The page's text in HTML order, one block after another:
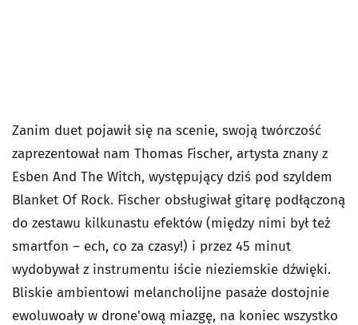
Zanim duet pojawił się na scenie, swoją twórczość
zaprezentował nam Thomas Fischer, artysta znany z
Esben And The Witch, występujący dziś pod szyldem
Blanket Of Rock. Fischer obsługiwał gitarę podłączoną
do zestawu kilkunastu efektów (między nimi był też
smartfon – ech, co za czasy!) i przez 45 minut
wydobywał z instrumentu iście nieziemskie dźwięki.
Bliskie ambientowi melancholijne pasaże dostojnie
ewoluwoały w drone'ową miazgę, na koniec wszystko